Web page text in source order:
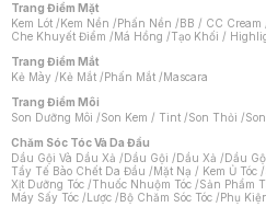
Trang Điểm Mặt
Kem Lót /Kem Nền /Phấn Nền /BB / CC Cream
Che Khuyết Điểm /Má Hồng /Tạo Khối /
Trang Điểm Mắt
Kẻ Mày /Kẻ Mắt /Phấn Mắt /Mascara
Trang Điểm Môi
Son Dưỡng Môi /Son Kem / Tint /Son Thỏi /
Chăm Sóc Tóc Và Da Đầu
Dầu Gội Và Dầu Xả /Dầu Gội /Dầu Xả /Dầu
Tẩy Tế Bào Chết Da Đầu /Mặt Nạ / Kem Ủ Tóc /
Xịt Dưỡng Tóc /Thuốc Nhuộm Tóc /Sản Phẩm
Máy Sấy Tóc /Lược /Bộ Chăm Sóc Tóc /Phụ